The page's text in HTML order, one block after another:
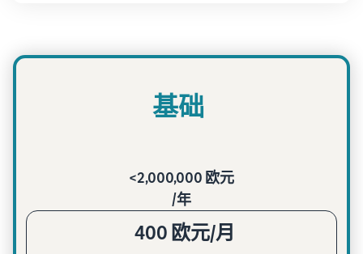
基础
<2,000,000 欧元
/年
400 欧元/月